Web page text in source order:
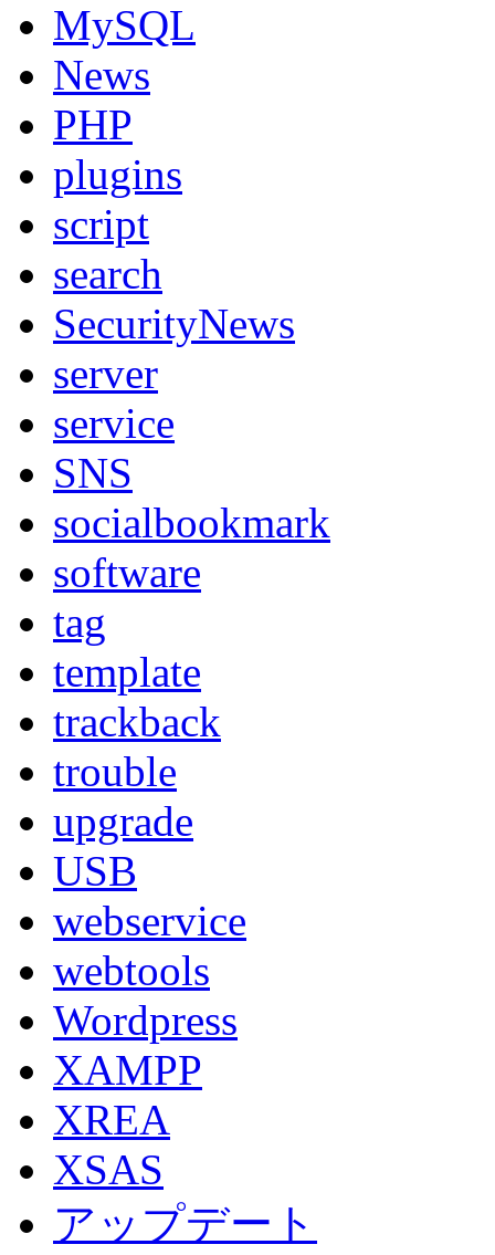
MySQL
News
PHP
plugins
script
search
SecurityNews
server
service
SNS
socialbookmark
software
tag
template
trackback
trouble
upgrade
USB
webservice
webtools
Wordpress
XAMPP
XREA
XSAS
アップデート